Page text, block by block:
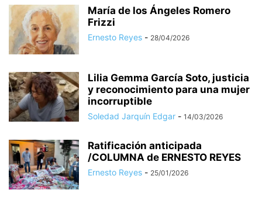
María de los Ángeles Romero
Frizzi
Ernesto Reyes - 28/04/2026
Lilia Gemma García Soto, justicia
y reconocimiento para una mujer
incorruptible
Soledad Jarquín Edgar - 14/03/2026
Ratificación anticipada
/COLUMNA de ERNESTO REYES
Ernesto Reyes - 25/01/2026